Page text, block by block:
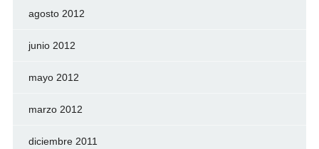
agosto 2012
junio 2012
mayo 2012
marzo 2012
diciembre 2011